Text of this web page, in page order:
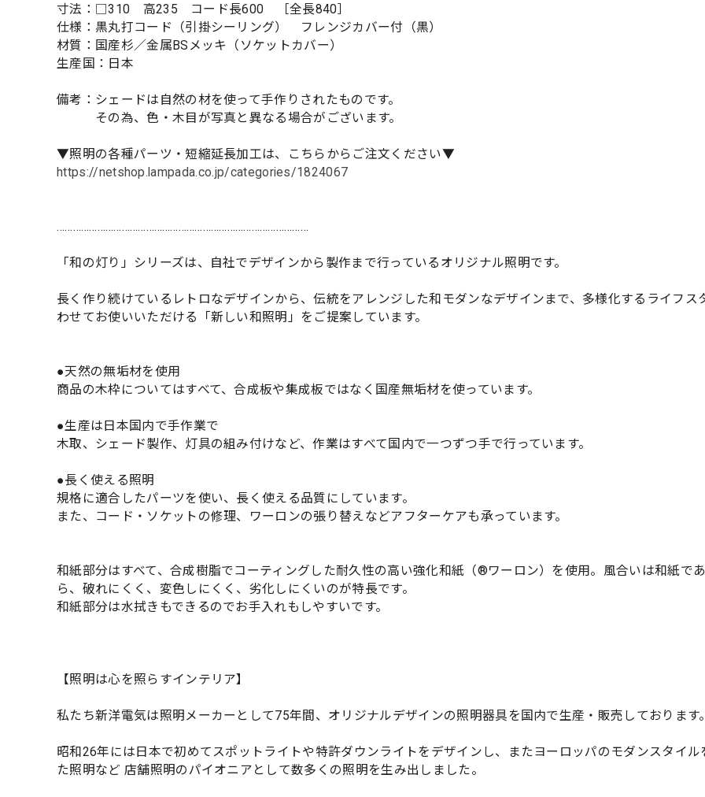
寸法：□310 高235 コード長600 ［全長840］
仕様：黒丸打コード（引掛シーリング） フレンジカバー付（黒）
材質：国産杉／金属BSメッキ（ソケットカバー）
生産国：日本
備考：シェードは自然の材を使って手作りされたものです。
その為、色・木目が写真と異なる場合がございます。
▼照明の各種パーツ・短縮延長加工は、こちらからご注文ください▼
https://netshop.lampada.co.jp/categories/1824067
…………………………………………………………………………………
「和の灯り」シリーズは、自社でデザインから製作まで行っているオリジナル照明です。
長く作り続けているレトロなデザインから、伝統をアレンジした和モダンなデザインまで、多様化するライフス
わせてお使いいただける「新しい和照明」をご提案しています。
●天然の無垢材を使用
商品の木枠についてはすべて、合成板や集成板ではなく国産無垢材を使っています。
●生産は日本国内で手作業で
木取、シェード製作、灯具の組み付けなど、作業はすべて国内で一つずつ手で行っています。
●長く使える照明
規格に適合したパーツを使い、長く使える品質にしています。
また、コード・ソケットの修理、ワーロンの張り替えなどアフターケアも承っています。
和紙部分はすべて、合成樹脂でコーティングした耐久性の高い強化和紙（®ワーロン）を使用。風合いは和紙で
ら、破れにくく、変色しにくく、劣化しにくいのが特長です。
和紙部分は水拭きもできるのでお手入れもしやすいです。
【照明は心を照らすインテリア】
私たち新洋電気は照明メーカーとして75年間、オリジナルデザインの照明器具を国内で生産・販売しております。
昭和26年には日本で初めてスポットライトや特許ダウンライトをデザインし、またヨーロッパのモダンスタイル
た照明など 店舗照明のパイオニアとして数多くの照明を生み出しました。